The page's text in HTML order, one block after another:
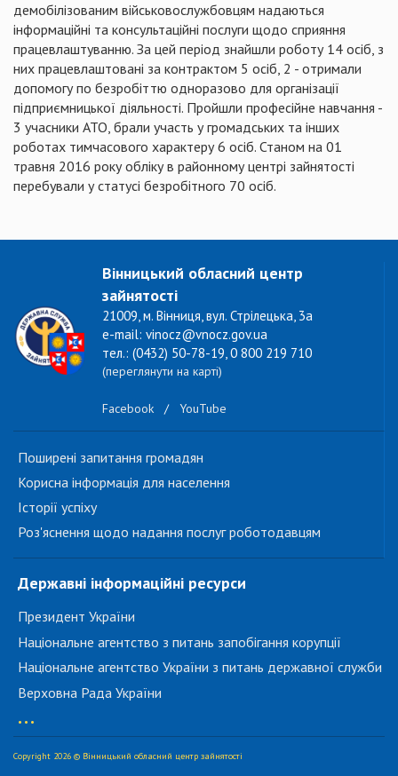
демобілізованим військовослужбовцям надаються
інформаційні та консультаційні послуги щодо сприяння
працевлаштуванню. За цей період знайшли роботу 14 осіб, з
них працевлаштовані за контрактом 5 осіб, 2 - отримали
допомогу по безробіттю одноразово для організації
підприємницької діяльності. Пройшли професійне навчання -
3 учасники АТО, брали участь у громадських та інших
роботах тимчасового характеру 6 осіб. Станом на 01
травня 2016 року обліку в районному центрі зайнятості
перебували у статусі безробітного 70 осіб.
Вінницький обласний центр
зайнятості
21009, м. Вінниця, вул. Стрілецька, 3а
e-mail: vinocz@vnocz.gov.ua
тел.: (0432) 50-78-19, 0 800 219 710
(переглянути на карті)
Facebook / YouTube
Поширені запитання громадян
Корисна інформація для населення
Історії успіху
Роз'яснення щодо надання послуг роботодавцям
Державні інформаційні ресурси
Президент України
Національне агентство з питань запобігання корупції
Національне агентство України з питань державної служби
Верховна Рада України
...
Copyright 2026 © Вінницький обласний центр зайнятості